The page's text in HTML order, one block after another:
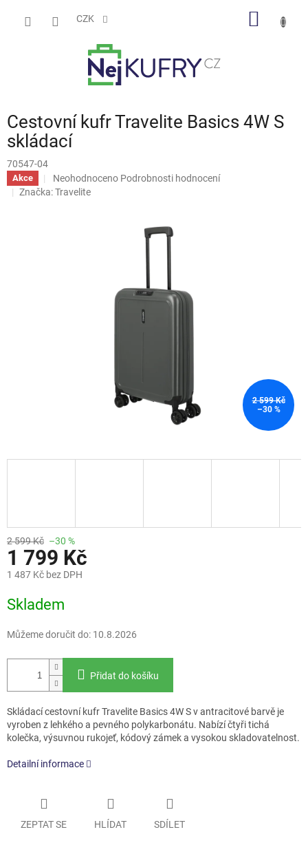
CZK
Cestovní kufr Travelite Basics 4W S
skládací
70547-04
Akce
Průměrné
hodnocení
Neohodnoceno Podrobnosti hodnocení
Značka:Travelite
2 599 Kč
–30 %
2 599 Kč –30 %
1 799 Kč
1 487 Kč bez DPH
cena:
Skladem
Můžeme doručit do: 10.8.2026
Přidat do košíku
Skládací cestovní kufr Travelite Basics 4W S v antracitové barvě je
vyroben z lehkého a pevného polykarbonátu. Nabízí čtyři tichá
kolečka, výsuvnou rukojeť, kódový zámek a vysokou skladovatelnost.
Detailní informace
ZEPTAT SE HLÍDAT SDÍLET